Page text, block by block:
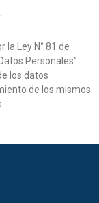
la Ley N° 81 de
Personales”.
los datos
de los mismos